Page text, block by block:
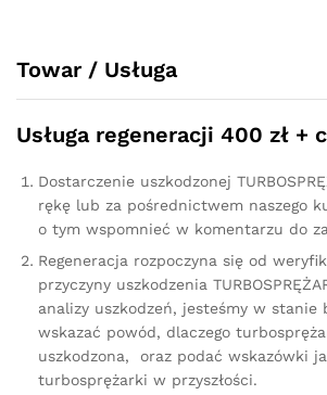
Towar / Usługa
Usługa regeneracji 400 zł +
Dostarczenie uszkodzonej
rękę lub za pośrednictwem naszego
o tym wspomnieć w komentarzu do
Regeneracja rozpoczyna się od
przyczyny uszkodzenia
analizy uszkodzeń, jesteśmy w stanie
wskazać powód, dlaczego
uszkodzona, oraz podać wskazówki
turbosprężarki w przyszłości.